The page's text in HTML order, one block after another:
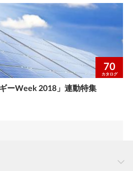
70
カタログ
ーWeek 2018」連動特集